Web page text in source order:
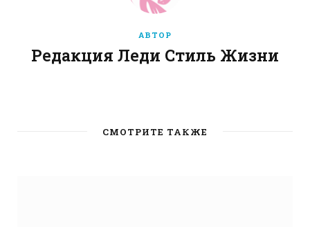
АВТОР
Редакция Леди Стиль Жизни
b
СМОТРИТЕ ТАКЖЕ